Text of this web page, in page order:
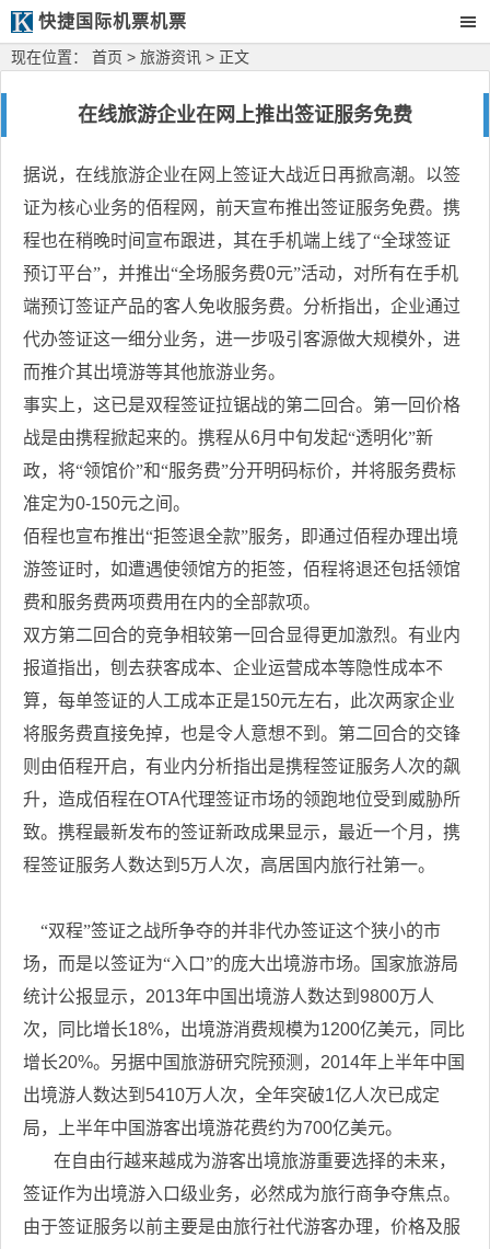
快捷国际机票机票
现在位置： 首页 > 旅游资讯 > 正文
在线旅游企业在网上推出签证服务免费
据说，在线旅游企业在网上签证大战近日再掀高潮。以签
证为核心业务的佰程网，前天宣布推出签证服务免费。携
程也在稍晚时间宣布跟进，其在手机端上线了“全球签证
预订平台”，并推出“全场服务费0元”活动，对所有在手机
端预订签证产品的客人免收服务费。分析指出，企业通过
代办签证这一细分业务，进一步吸引客源做大规模外，进
而推介其出境游等其他旅游业务。
事实上，这已是双程签证拉锯战的第二回合。第一回价格
战是由携程掀起来的。携程从6月中旬发起“透明化”新
政，将“领馆价”和“服务费”分开明码标价，并将服务费标
准定为0-150元之间。
佰程也宣布推出“拒签退全款”服务，即通过佰程办理出境
游签证时，如遭遇使领馆方的拒签，佰程将退还包括领馆
费和服务费两项费用在内的全部款项。
双方第二回合的竞争相较第一回合显得更加激烈。有业内
报道指出，刨去获客成本、企业运营成本等隐性成本不
算，每单签证的人工成本正是150元左右，此次两家企业
将服务费直接免掉，也是令人意想不到。第二回合的交锋
则由佰程开启，有业内分析指出是携程签证服务人次的飙
升，造成佰程在OTA代理签证市场的领跑地位受到威胁所
致。携程最新发布的签证新政成果显示，最近一个月，携
程签证服务人数达到 5万人次，高居国内旅行社第一。
“双程”签证之战所争夺的并非代办签证这个狭小的市
场，而是以签证为“入口”的庞大出境游市场。国家旅游局
统计公报显示， 2013年中国出境游人数达到 9800万人
次，同比增长18%，出境游消费规模为1200亿美元，同比
增长20%。另据中国旅游研究院预测， 2014年上半年中国
出境游人数达到 5410万人次，全年突破1亿人次已成定
局，上半年中国游客出境游花费约为700亿美元。
在自由行越来越成为游客出境旅游重要选择的未来，
签证作为出境游入口级业务，必然成为旅行商争夺焦点。
由于签证服务以前主要是由旅行社代游客办理，价格及服